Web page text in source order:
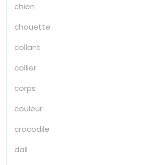
chien
chouette
collant
collier
corps
couleur
crocodile
dali